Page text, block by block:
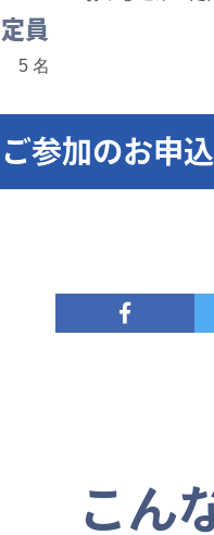
定員
5 名
ご参加のお申
こん